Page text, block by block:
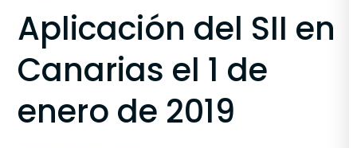
Aplicación del SII en
Canarias el 1 de
enero de 2019